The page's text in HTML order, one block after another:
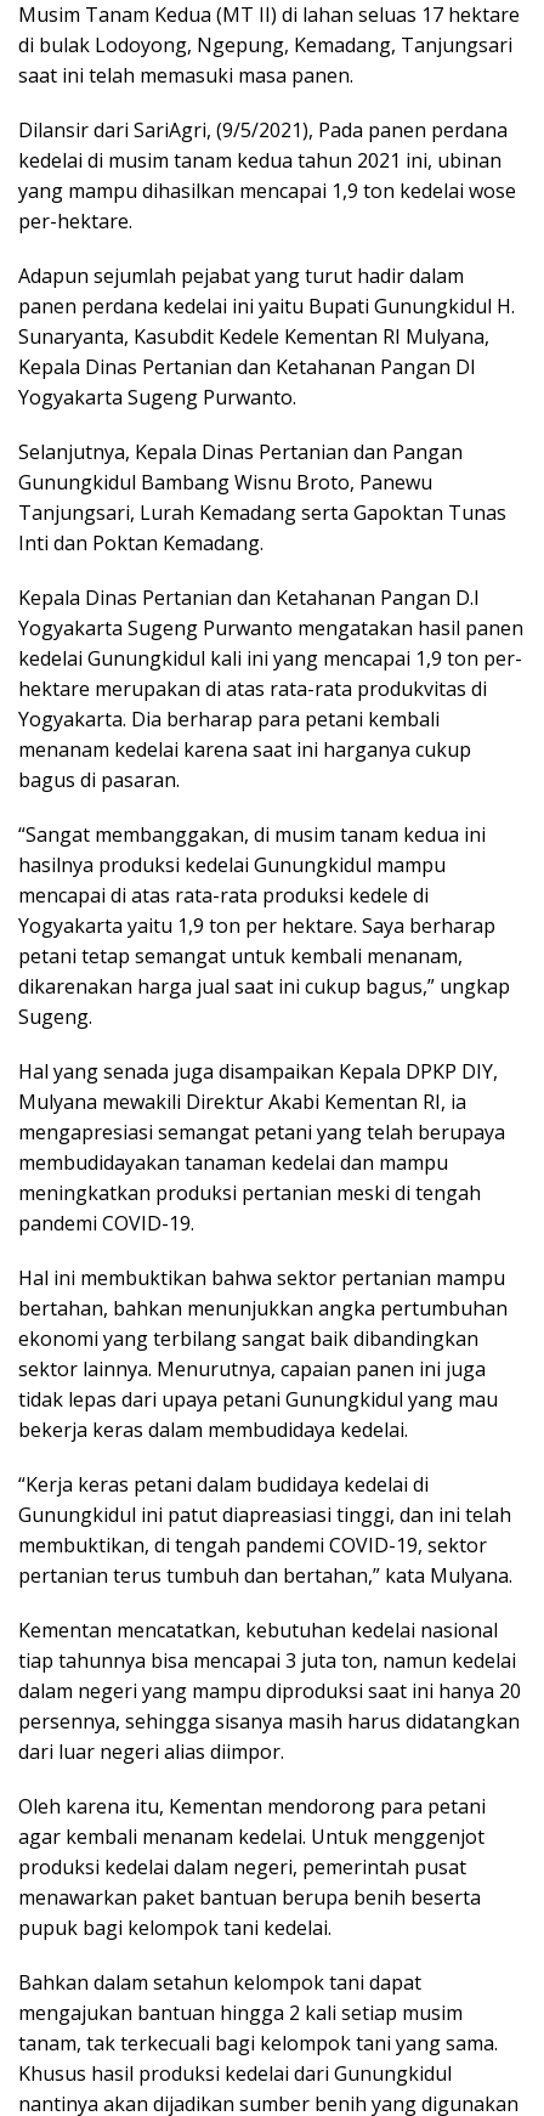
Musim Tanam Kedua (MT II) di lahan seluas 17 hektare
di bulak Lodoyong, Ngepung, Kemadang, Tanjungsari
saat ini telah memasuki masa panen.
Dilansir dari SariAgri, (9/5/2021), Pada panen perdana
kedelai di musim tanam kedua tahun 2021 ini, ubinan
yang mampu dihasilkan mencapai 1,9 ton kedelai wose
per-hektare.
Adapun sejumlah pejabat yang turut hadir dalam
panen perdana kedelai ini yaitu Bupati Gunungkidul H.
Sunaryanta, Kasubdit Kedele Kementan RI Mulyana,
Kepala Dinas Pertanian dan Ketahanan Pangan DI
Yogyakarta Sugeng Purwanto.
Selanjutnya, Kepala Dinas Pertanian dan Pangan
Gunungkidul Bambang Wisnu Broto, Panewu
Tanjungsari, Lurah Kemadang serta Gapoktan Tunas
Inti dan Poktan Kemadang.
Kepala Dinas Pertanian dan Ketahanan Pangan D.I
Yogyakarta Sugeng Purwanto mengatakan hasil panen
kedelai Gunungkidul kali ini yang mencapai 1,9 ton per-
hektare merupakan di atas rata-rata produkvitas di
Yogyakarta. Dia berharap para petani kembali
menanam kedelai karena saat ini harganya cukup
bagus di pasaran.
“Sangat membanggakan, di musim tanam kedua ini
hasilnya produksi kedelai Gunungkidul mampu
mencapai di atas rata-rata produksi kedele di
Yogyakarta yaitu 1,9 ton per hektare. Saya berharap
petani tetap semangat untuk kembali menanam,
dikarenakan harga jual saat ini cukup bagus,” ungkap
Sugeng.
Hal yang senada juga disampaikan Kepala DPKP DIY,
Mulyana mewakili Direktur Akabi Kementan RI, ia
mengapresiasi semangat petani yang telah berupaya
membudidayakan tanaman kedelai dan mampu
meningkatkan produksi pertanian meski di tengah
pandemi COVID-19.
Hal ini membuktikan bahwa sektor pertanian mampu
bertahan, bahkan menunjukkan angka pertumbuhan
ekonomi yang terbilang sangat baik dibandingkan
sektor lainnya. Menurutnya, capaian panen ini juga
tidak lepas dari upaya petani Gunungkidul yang mau
bekerja keras dalam membudidaya kedelai.
“Kerja keras petani dalam budidaya kedelai di
Gunungkidul ini patut diapreasiasi tinggi, dan ini telah
membuktikan, di tengah pandemi COVID-19, sektor
pertanian terus tumbuh dan bertahan,” kata Mulyana.
Kementan mencatatkan, kebutuhan kedelai nasional
tiap tahunnya bisa mencapai 3 juta ton, namun kedelai
dalam negeri yang mampu diproduksi saat ini hanya 20
persennya, sehingga sisanya masih harus didatangkan
dari luar negeri alias diimpor.
Oleh karena itu, Kementan mendorong para petani
agar kembali menanam kedelai. Untuk menggenjot
produksi kedelai dalam negeri, pemerintah pusat
menawarkan paket bantuan berupa benih beserta
pupuk bagi kelompok tani kedelai.
Bahkan dalam setahun kelompok tani dapat
mengajukan bantuan hingga 2 kali setiap musim
tanam, tak terkecuali bagi kelompok tani yang sama.
Khusus hasil produksi kedelai dari Gunungkidul
nantinya akan dijadikan sumber benih yang digunakan